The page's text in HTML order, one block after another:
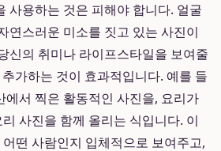
사용하는 것은 피해야 합니다. 얼굴
연스러운 미소를 짓고 있는 사진이
신의 취미나 라이프스타일을 보여줄
가하는 것이 효과적입니다. 예를 들
에서 찍은 활동적인 사진을, 요리가
사진을 함께 올리는 식입니다. 이
떤 사람인지 입체적으로 보여주고,